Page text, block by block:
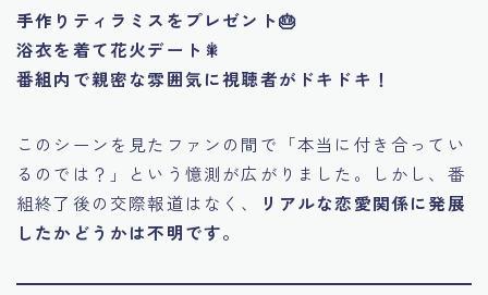
手作りティラミスをプレゼント🎂
浴衣を着て花火デート🎇
番組内で親密な雰囲気に視聴者がドキドキ！
このシーンを見たファンの間で「本当に付き合ってい
るのでは？」という憶測が広がりました。しかし、番
組終了後の交際報道はなく、
リアルな恋愛関係に発展
したかどうかは不明です。